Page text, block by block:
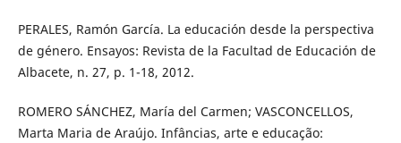
PERALES, Ramón García. La educación desde la perspectiva
de género. Ensayos: Revista de la Facultad de Educación de
Albacete, n. 27, p. 1-18, 2012.
ROMERO SÁNCHEZ, María del Carmen; VASCONCELLOS,
Marta Maria de Araújo. Infâncias, arte e educação: